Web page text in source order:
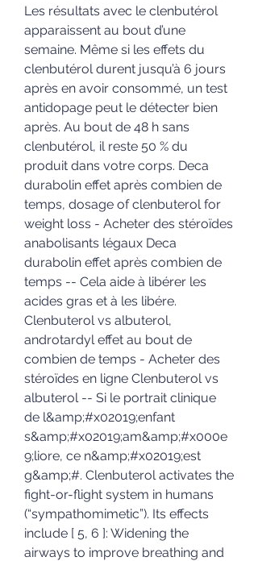
Les résultats avec le clenbutérol
apparaissent au bout d’une
semaine. Même si les effets du
clenbutérol durent jusqu’à 6 jours
après en avoir consommé, un test
antidopage peut le détecter bien
après. Au bout de 48 h sans
clenbutérol, il reste 50 % du
produit dans votre corps. Deca
durabolin effet après combien de
temps, dosage of clenbuterol for
weight loss - Acheter des stéroïdes
anabolisants légaux Deca
durabolin effet après combien de
temps -- Cela aide à libérer les
acides gras et à les libére.
Clenbuterol vs albuterol,
androtardyl effet au bout de
combien de temps - Acheter des
stéroïdes en ligne Clenbuterol vs
albuterol -- Si le portrait clinique
de l&amp;#x02019;enfant
s&amp;#x02019;am&amp;#x000e
9;liore, ce n&amp;#x02019;est
g&amp;#. Clenbuterol activates the
fight-or-flight system in humans
(“sympathomimetic”). Its effects
include [ 5, 6 ]: Widening the
airways to improve breathing and